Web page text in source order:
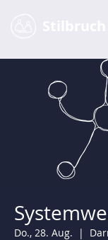
Do., 28. Aug.
  |